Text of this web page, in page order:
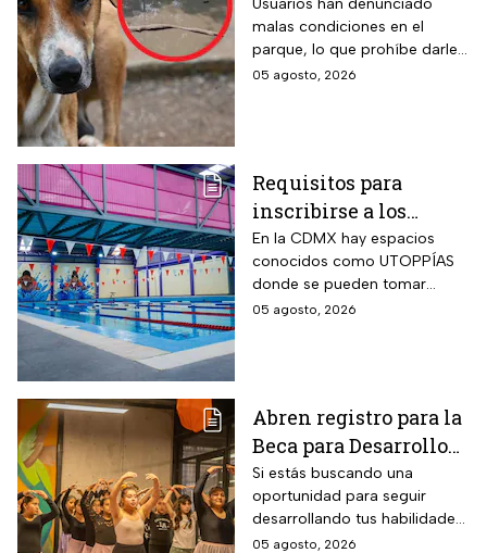
el área canina está
inutilizable
malas condiciones en el
parque, lo que prohíbe darle
un uso adecuado
05 agosto, 2026
Requisitos para
inscribirse a los
talleres de la UTOPÍA
Coyoacán
En la CDMX hay espacios
conocidos como UTOPPÍAS
donde se pueden tomar
talleres y practicar deportes y
05 agosto, 2026
Abren registro para la
Beca para Desarrollo
de Talento PILARES;
requisitos para recibir
hasta 10 mil pesos
Si estás buscando una
oportunidad para seguir
desarrollando tus habilidades
puedes registrarte para la
05 agosto, 2026